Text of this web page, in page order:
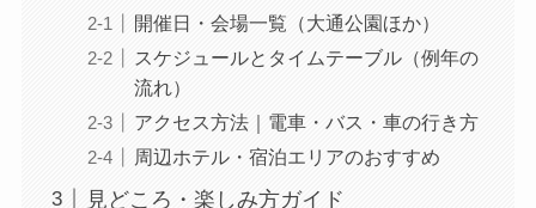
開催日・会場一覧（大通公園ほか）
スケジュールとタイムテーブル（例年の
流れ）
アクセス方法｜電車・バス・車の行き方
周辺ホテル・宿泊エリアのおすすめ
見どころ・楽しみ方ガイド